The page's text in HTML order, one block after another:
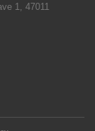
1, 47011